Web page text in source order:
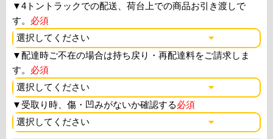
▼4トントラックでの配送、荷台上での商品お引き渡しで
す。 必須
▼配達時ご不在の場合は持ち戻り・再配達料をご請求しま
す。 必須
▼ 受取り時、傷・凹みがないか確認する必須